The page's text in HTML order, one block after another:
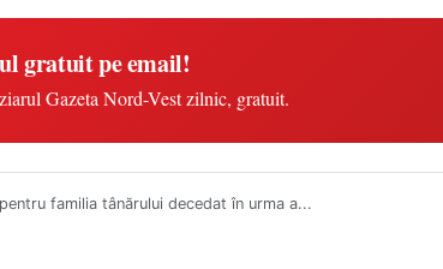
gratuit pe email!
Gazeta Nord-Vest zilnic, gratuit.
familia tânărului decedat în urma a...